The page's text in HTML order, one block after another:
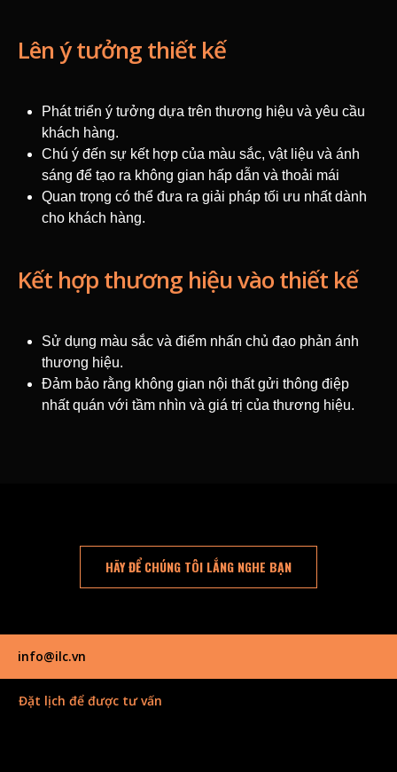
Lên ý tưởng thiết kế
Phát triển ý tưởng dựa trên thương hiệu và yêu cầu
khách hàng.
Chú ý đến sự kết hợp của màu sắc, vật liệu và ánh
sáng để tạo ra không gian hấp dẫn và thoải mái
Quan trọng có thể đưa ra giải pháp tối ưu nhất dành
cho khách hàng.
Kết hợp thương hiệu vào thiết kế
Sử dụng màu sắc và điểm nhấn chủ đạo phản ánh
thương hiệu.
Đảm bảo rằng không gian nội thất gửi thông điệp
nhất quán với tầm nhìn và giá trị của thương hiệu.
HÃY ĐỂ CHÚNG TÔI LẮNG NGHE BẠN
info@ilc.vn
Đặt lịch để được tư vấn